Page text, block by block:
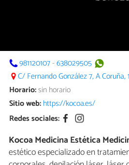
981120107-638029505
C/ Fernando González 7, A Coruña,
Horario:sin horario
Sitio web:https://kocoa.es/
Redes sociales:
Kocoa Medicina Estética
estético especializado en